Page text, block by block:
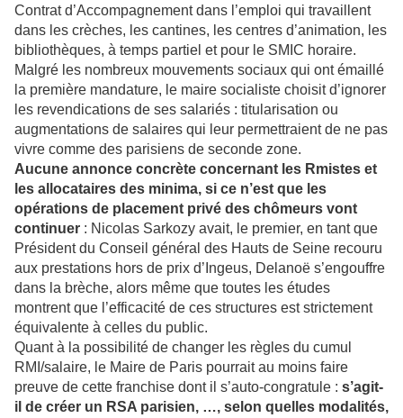
Contrat d’Accompagnement dans l’emploi qui travaillent
dans les crèches, les cantines, les centres d’animation, les
bibliothèques, à temps partiel et pour le SMIC horaire.
Malgré les nombreux mouvements sociaux qui ont émaillé
la première mandature, le maire socialiste choisit d’ignorer
les revendications de ses salariés : titularisation ou
augmentations de salaires qui leur permettraient de ne pas
vivre comme des parisiens de seconde zone.
Aucune annonce concrète concernant les Rmistes et
les allocataires des minima, si ce n’est que les
opérations de placement privé des chômeurs vont
continuer : Nicolas Sarkozy avait, le premier, en tant que
Président du Conseil général des Hauts de Seine recouru
aux prestations hors de prix d’Ingeus, Delanoë s’engouffre
dans la brèche, alors même que toutes les études
montrent que l’efficacité de ces structures est strictement
équivalente à celles du public.
Quant à la possibilité de changer les règles du cumul
RMI/salaire, le Maire de Paris pourrait au moins faire
preuve de cette franchise dont il s’auto-congratule : s’agit-
il de créer un RSA parisien, …, selon quelles modalités,